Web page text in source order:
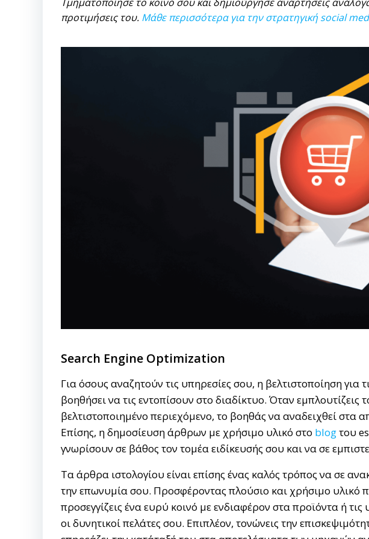
προτιμήσεις του. Μάθε περισσότερα για την στρατηγική social
Search Engine Optimization
Για όσους αναζητούν τις υπηρεσίες σου, η βελτιστοποίηση για
βοηθήσει να τις εντοπίσουν στο διαδίκτυο. Όταν
βελτιστοποιημένο περιεχόμενο, το βοηθάς να αναδειχθεί
Επίσης, η δημοσίευση άρθρων με χρήσιμο υλικό στο blogτου
γνωρίσουν σε βάθος τον τομέα ειδίκευσής σου και να σε
Τα άρθρα ιστολογίου είναι επίσης ένας καλός τρόπος να σε
την επωνυμία σου. Προσφέροντας πλούσιο και χρήσιμο υλικό
προσεγγίζεις ένα ευρύ κοινό με ενδιαφέρον στα προϊόντα ή
οι δυνητικοί πελάτες σου. Επιπλέον, τονώνεις την